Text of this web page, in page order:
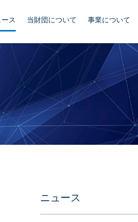
ス 当財団について 事業について
ニュース